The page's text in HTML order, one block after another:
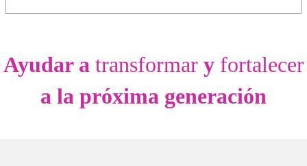
Ayudar a transformary fortalecer
a la próxima generación